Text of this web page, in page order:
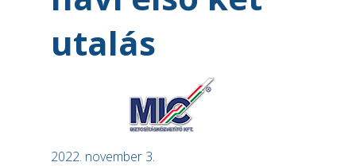
utalás
2022. november 3.